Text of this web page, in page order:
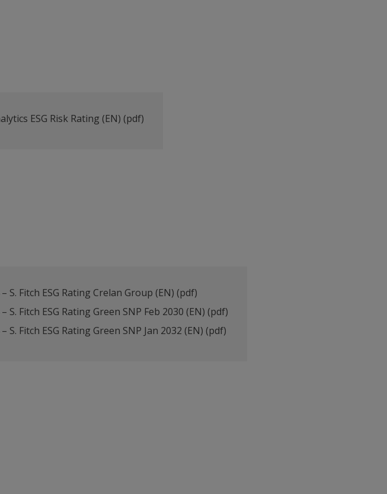
ESG Risk Rating (EN) (pdf)
S. Fitch ESG Rating Crelan Group (EN) (pdf)
S. Fitch ESG Rating Green SNP Feb 2030 (EN) (pdf)
S. Fitch ESG Rating Green SNP Jan 2032 (EN) (pdf)